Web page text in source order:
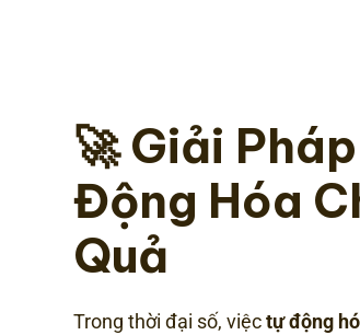
🚀 Giải Pháp
Động Hóa
Quả
Trong thời đại số, việctự động